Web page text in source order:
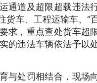
通道及超限超载违法
货车、工程运输车、“
求，重点查处货车超
的违法车辆依法予以
与处罚相结合，现